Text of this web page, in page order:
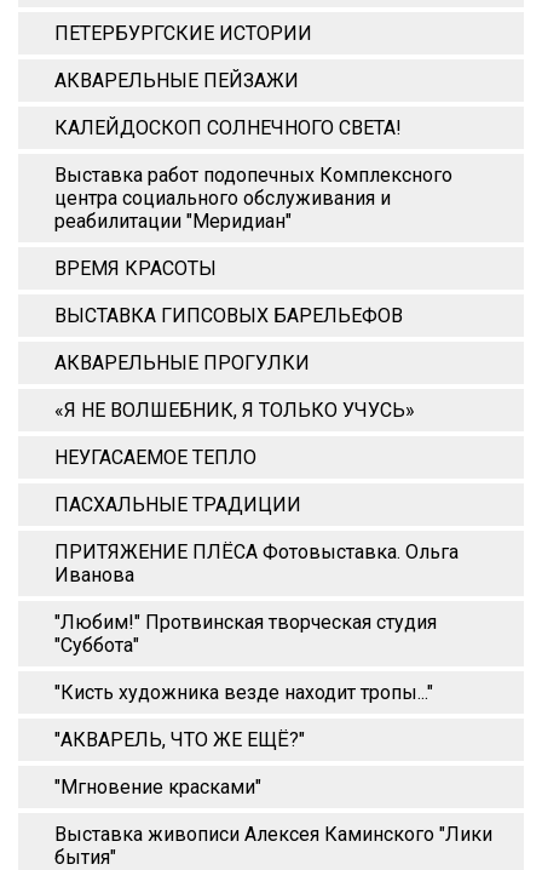
ПЕТЕРБУРГСКИЕ ИСТОРИИ
АКВАРЕЛЬНЫЕ ПЕЙЗАЖИ
КАЛЕЙДОСКОП СОЛНЕЧНОГО СВЕТА!
Выставка работ подопечных Комплексного
центра социального обслуживания и
реабилитации "Меридиан"
ВРЕМЯ КРАСОТЫ
ВЫСТАВКА ГИПСОВЫХ БАРЕЛЬЕФОВ
АКВАРЕЛЬНЫЕ ПРОГУЛКИ
«Я НЕ ВОЛШЕБНИК, Я ТОЛЬКО УЧУСЬ»
НЕУГАСАЕМОЕ ТЕПЛО
ПАСХАЛЬНЫЕ ТРАДИЦИИ
ПРИТЯЖЕНИЕ ПЛЁСА Фотовыставка. Ольга
Иванова
"Любим!" Протвинская творческая студия
"Суббота"
"Кисть художника везде находит тропы..."
"АКВАРЕЛЬ, ЧТО ЖЕ ЕЩЁ?"
"Мгновение красками"
Выставка живописи Алексея Каминского "Лики
бытия"